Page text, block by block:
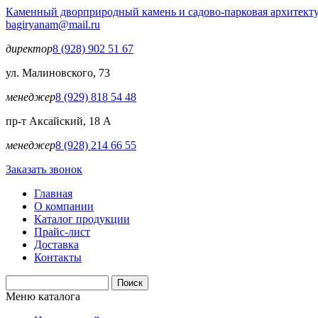
Перейти к основному содержанию
Каменный дворприродный камень и садово-парковая
bagiryanam@mail.ru
директор8 (928) 902 51 67
ул. Малиновского, 73
менеджер8 (929) 818 54 48
пр-т Аксайский, 18 А
менеджер8 (928) 214 66 55
Заказать звонок
Главная
О компании
Каталог продукции
Прайс-лист
Доставка
Контакты
Форма поиска
Меню каталога